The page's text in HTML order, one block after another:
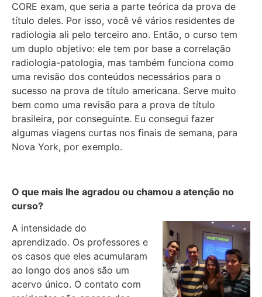
CORE exam, que seria a parte teórica da prova de
título deles. Por isso, você vê vários residentes de
radiologia ali pelo terceiro ano. Então, o curso tem
um duplo objetivo: ele tem por base a correlação
radiologia-patologia, mas também funciona como
uma revisão dos conteúdos necessários para o
sucesso na prova de título americana. Serve muito
bem como uma revisão para a prova de título
brasileira, por conseguinte. Eu consegui fazer
algumas viagens curtas nos finais de semana, para
Nova York, por exemplo.
O que mais lhe agradou ou chamou a atenção no
curso?
A intensidade do
aprendizado. Os professores e
os casos que eles acumularam
ao longo dos anos são um
acervo único. O contato com